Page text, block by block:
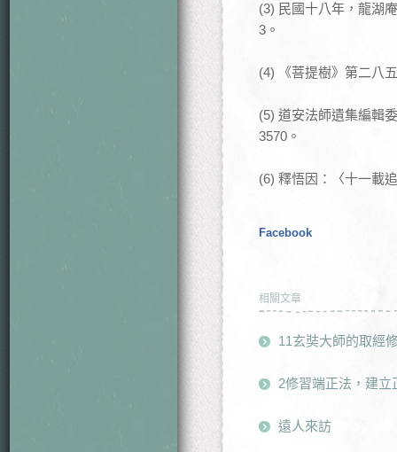
(3) 民國十八年，龍湖
3。
(4) 《菩提樹》第二八
(5) 道安法師遺集編輯
3570。
(6) 釋悟因：〈十一載
Facebook
相關文章
11玄奘大師的取經
2修習端正法，建立
遠人來訪